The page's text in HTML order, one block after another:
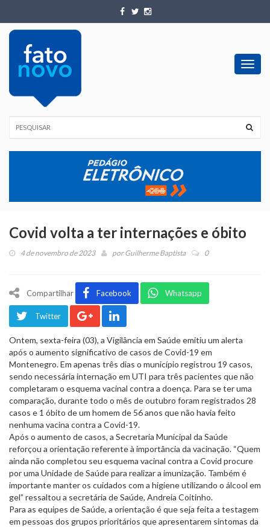
Covid volta a ter internações e óbito
4 de novembro de 2023 porGuilherme Baptista 0
Compartilhar Facebook Whatsapp
Twitter
Ontem, sexta-feira (03), a Vigilância em Saúde emitiu um alerta
após o aumento significativo de casos de Covid-19 em
Montenegro. Em apenas três dias o município registrou 19 casos,
sendo necessária internação em UTI para três pacientes que não
completaram o esquema vacinal contra a doença. Para se ter uma
comparação, durante todo o mês de outubro foram registrados 28
casos e 1 óbito de um homem de 56 anos que não havia feito
nenhuma vacina contra a Covid-19.
Após o aumento de casos, a Secretaria Municipal da Saúde
reforçou a orientação referente à importância da vacinação. “Quem
ainda não completou seu esquema vacinal contra a Covid procure
por uma Unidade de Saúde para realizar a imunização. Também é
importante manter os cuidados com a higiene utilizando o álcool em
gel” ressaltou a secretária de Saúde, Andreia Coitinho.
Para as equipes de Saúde, a orientação é que seja feita a testagem
em pessoas dos grupos prioritários que apresentarem sintomas da